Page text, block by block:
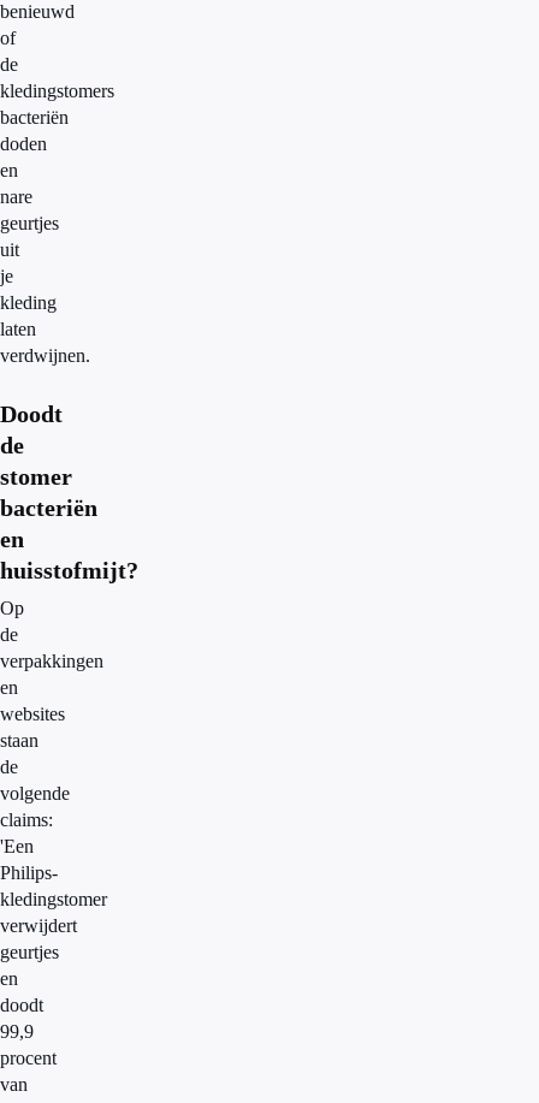
benieuwd
of
de
kledingstomers
bacteriën
doden
en
nare
geurtjes
uit
je
kleding
laten
verdwijnen.
Doodt
de
stomer
bacteriën
en
huisstofmijt?
Op
de
verpakkingen
en
websites
staan
de
volgende
claims:
'Een
Philips-
kledingstomer
verwijdert
geurtjes
en
doodt
99,9
procent
van